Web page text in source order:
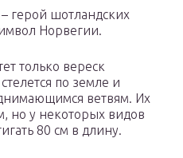
герой шотландских
Норвегии.
только вереск
по земле и
ветвям. Их
но у некоторых видов
80 см в длину.